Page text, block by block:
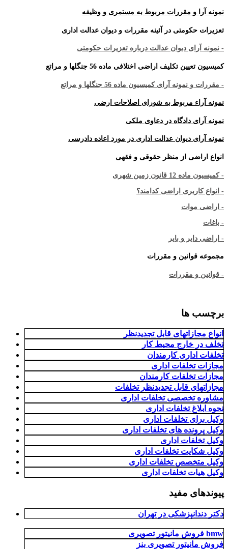
نمونه آرا و مقررات مربوط به مستمری و وظیفه
تعزیرات حکومتی در آئینه مقررات و دیوان عدالت اداری
- نمونه آرای دیوان عدالت درباره تعزیرات حکومتی
کمیسیون تعیین تکلیف اراضی اختلافی ماده 56 جنگلها و مراتع
- مقررات و نمونه آرای کمیسیون ماده 56 جنگلها و مراتع
نمونه آراء مربوط به شورای اصلاحات ارضی
نمونه آرای دادگاه در دعاوی ملکی
نمونه آرای دیوان عدالت اداری در مورد اعاده دادرسی
انواع اراضی از منظر حقوقی و فقهی
- کمیسیون ماده 12 قانون زمین شهری
- انواع کاربری اراضی کدامند؟
- اراضی موات
- باغات
- اراضی دایر و بایر
مجموعه قوانین و مقررات
- قوانین و مقررات
برچسب ها
انواع مجازاتهای قابل تجدیدنظر
تخلف در خارج محیط کار
تخلفات اداری کارمندان
مجازات تخلفات اداری
مجازات تخلفات کارمندان
مجازاتهای قابل تجدیدنظر تخلفات
مشاوره تخصصی تخلفات اداری
نحوه ابلاغ تخلفات اداری
وکیل برای تخلفات اداری
وکیل پرونده های تخلفات اداری
وکیل تخلفات اداری
وکیل شکایت تخلفات اداری
وکیل متخصص تخلفات اداری
وکیل هیات تخلفات اداری
پیوندهای مفید
دکتر دندانپزشکی در تهران
فروش مانیتور تصویری bmw
فروش مانیتور تصویری بنز